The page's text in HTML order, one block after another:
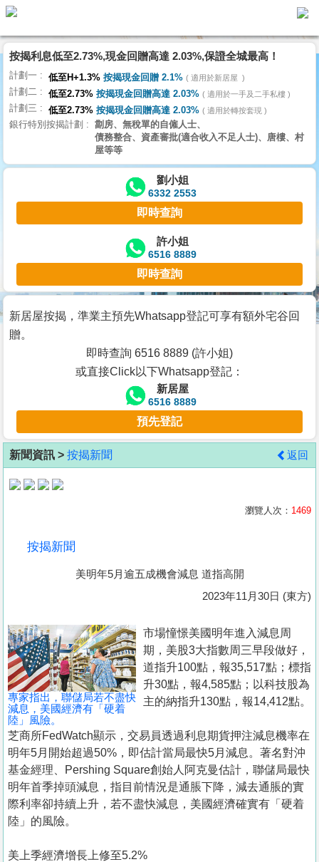
代
理
主
頁
搵
樓/
交
業
主
宅
谷
按
客
地
產
置
業
手
冊
關
於
我
們
按揭利息低至2.73%,現金回贈高達 2.03%,保證全城最高！
計劃一 低至H+1.3% 按揭現金回贈 2.1% 適用於新居屋
計劃二 低至2.73% 按揭現金回贈高達 2.03% 適用於一手及二手私樓
計劃三 低至2.73% 按揭現金回贈高達 2.03% 適用於轉按套現
銀行特別按揭計劃
劏房、無稅單的自僱人士、
債務整合、資產審批(適合收入不足人士)、唐樓、村
屋等等
劉小姐
6332 2553
即時查詢
許小姐
6516 8889
即時查詢
新居屋按揭，準業主預先Whatsapp登記可享有額外宅谷回
贈。
即時查詢 6516 8889 (許小姐)
或直接Click以下Whatsapp登記：
新居屋
6516 8889
預先登記
新聞資訊 > 按揭新聞 返回
瀏覽人次： 1469
按揭新聞
美明年5月逾五成機會減息 道指高開
2023年11月30日 (東方)
專家指出，聯儲局若不盡快
減息，美國經濟有「硬着
陸」風險。
市場憧憬美國明年進入減息周
期，美股3大指數周三早段做好，
道指升100點，報35,517點；標指
升30點，報4,585點；以科技股為
主的納指升130點，報14,412點。
芝商所FedWatch顯示，交易員透過利息期貨押注減息機率在
明年5月開始超過50%，即估計當局最快5月減息。著名對沖
基金經理、Pershing Square創始人阿克曼估計，聯儲局最快
明年首季掉頭減息，指目前情況是通脹下降，減去通脹的實
際利率卻持續上升，若不盡快減息，美國經濟確實有「硬着
陸」的風險。
美上季經濟增長上修至5.2%